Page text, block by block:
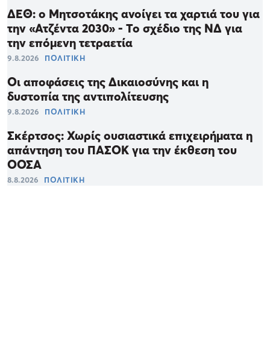
ΔΕΘ: ο Μητσοτάκης ανοίγει τα χαρτιά του για
την «Ατζέντα 2030» - Το σχέδιο της ΝΔ για
την επόμενη τετραετία
9.8.2026 ΠΟΛΙΤΙΚΗ
Οι αποφάσεις της Δικαιοσύνης και η
δυστοπία της αντιπολίτευσης
9.8.2026 ΠΟΛΙΤΙΚΗ
Σκέρτσος: Χωρίς ουσιαστικά επιχειρήματα η
απάντηση του ΠΑΣΟΚ για την έκθεση του
ΟΟΣΑ
8.8.2026 ΠΟΛΙΤΙΚΗ